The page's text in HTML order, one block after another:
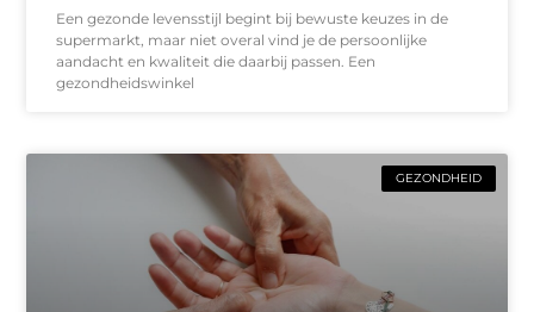
Een gezonde levensstijl begint bij bewuste keuzes in de
supermarkt, maar niet overal vind je de persoonlijke
aandacht en kwaliteit die daarbij passen. Een
gezondheidswinkel
GEZONDHEID